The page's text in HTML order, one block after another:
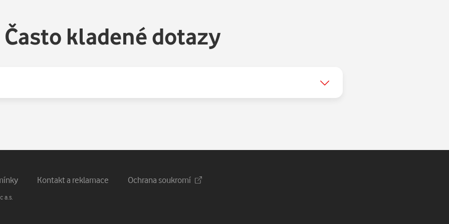
Často kladené dotazy
Kontakt a reklamace Ochrana soukromí
a.s.